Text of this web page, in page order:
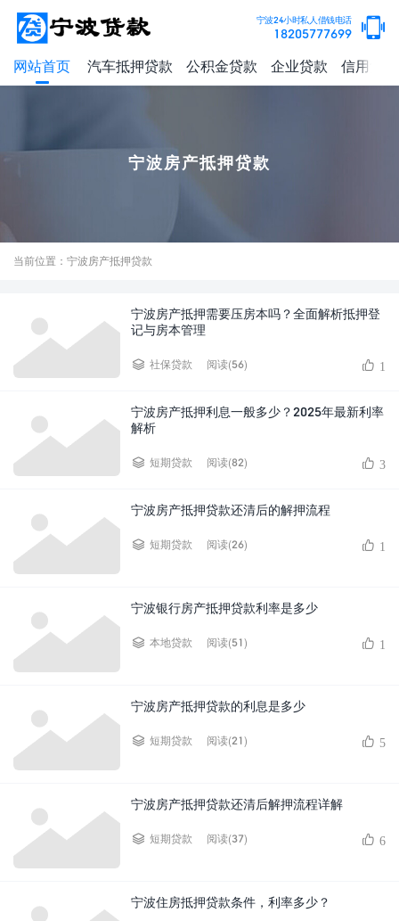
宁波24小时私人借钱电话
18205777699
网站首页 汽车抵押贷款 公积金贷款 企业贷款 信用贷款
宁波房产抵押贷款
当前位置：宁波房产抵押贷款
宁波房产抵押需要压房本吗？全面解析抵押登
记与房本管理
社保贷款 阅读(56) 1
宁波房产抵押利息一般多少？2025年最新利率
解析​
短期贷款 阅读(82) 3
宁波房产抵押贷款还清后的解押流程
短期贷款 阅读(26) 1
宁波银行房产抵押贷款利率是多少
本地贷款 阅读(51) 1
宁波房产抵押贷款的利息是多少
短期贷款 阅读(21) 5
宁波房产抵押贷款还清后解押流程详解
短期贷款 阅读(37) 6
宁波住房抵押贷款条件，利率多少？